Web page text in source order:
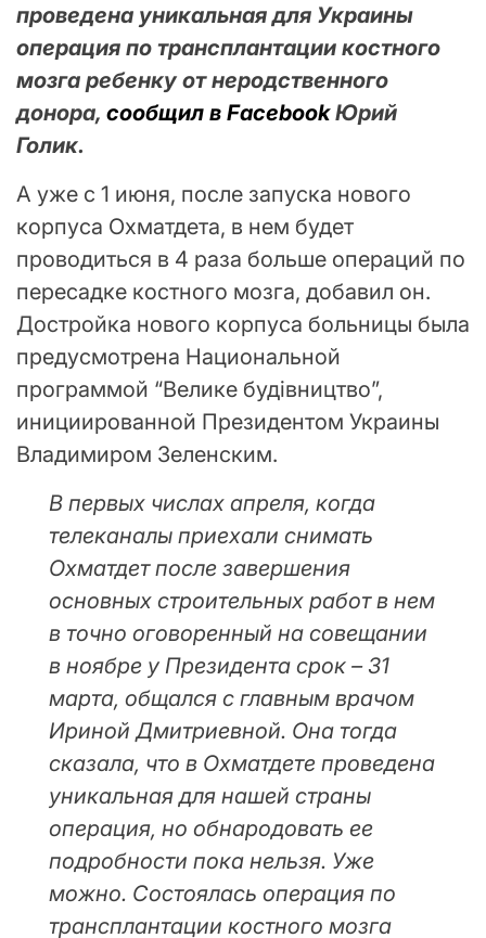
проведена уникальная для Украины
операция по трансплантации костного
мозга ребенку от неродственного
донора, сообщил в FacebookЮрий
Голик.
А уже с 1 июня, после запуска нового
корпуса Охматдета, в нем будет
проводиться в 4 раза больше операций по
пересадке костного мозга, добавил он.
Достройка нового корпуса больницы была
предусмотрена Национальной
программой “Велике будівництво”,
инициированной Президентом Украины
Владимиром Зеленским.
В первых числах апреля, когда
телеканалы приехали снимать
Охматдет после завершения
основных строительных работ в нем
в точно оговоренный на совещании
в ноябре у Президента срок – 31
марта, общался с главным врачом
Ириной Дмитриевной. Она тогда
сказала, что в Охматдете проведена
уникальная для нашей страны
операция, но обнародовать ее
подробности пока нельзя. Уже
можно. Состоялась операция по
трансплантации костного мозга